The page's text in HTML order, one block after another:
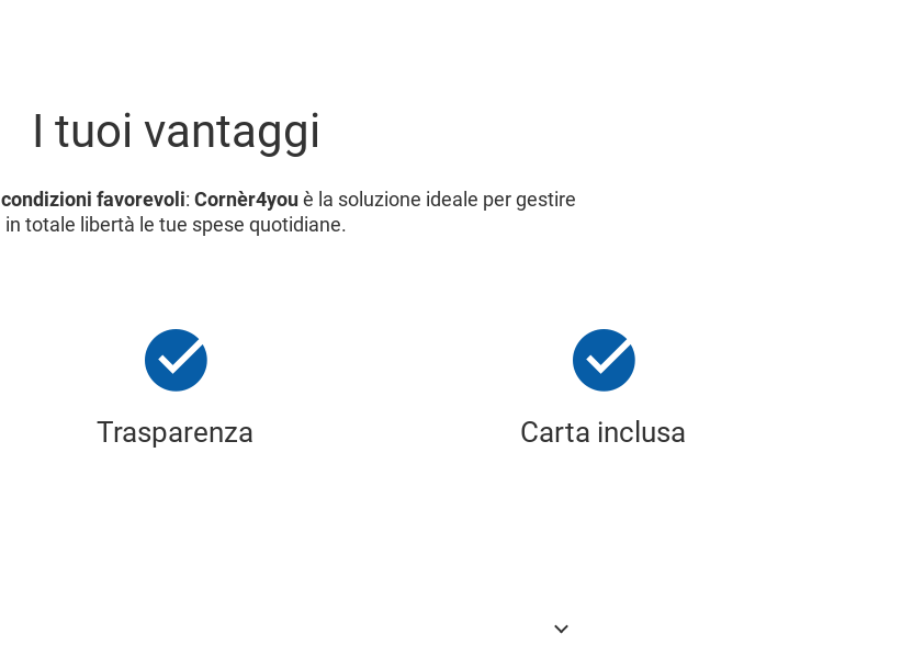
I tuoi vantaggi
condizioni favorevoli: Cornèr4youè la soluzione ideale per gestire
in totale libertà le tue spese quotidiane.
Trasparenza Carta inclusa